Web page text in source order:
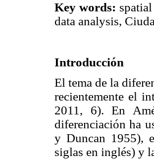
Key words:
data analysis,
Introducción
El tema de la
recientemente el
2011, 6). En
diferenciación ha
y Duncan 1955),
siglas en inglés) y